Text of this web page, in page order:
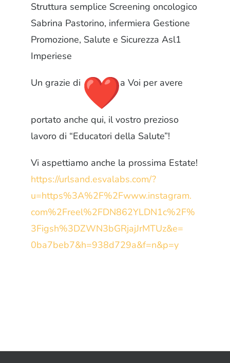
Struttura semplice Screening oncologico
Sabrina Pastorino, infermiera Gestione
Promozione, Salute e Sicurezza Asl1
Imperiese
Un grazie di a Voi per avere
portato anche qui, il vostro prezioso
lavoro di “Educatori della Salute”!
Vi aspettiamo anche la prossima Estate!
https://urlsand.esvalabs.com/?
u=https%3A%2F%2Fwww.instagram.
com%2Freel%2FDN862YLDN1c%2F%
3Figsh%3DZWN3bGRjajJrMTUz&e=
0ba7beb7&h=938d729a&f=n&p=y